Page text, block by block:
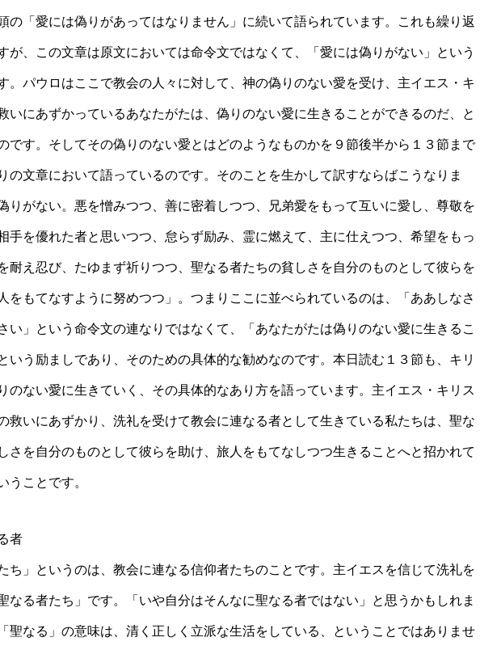
の「愛には偽りがあってはなりません」に続いて語られています。これも繰り返
が、この文章は原文においては命令文ではなくて、「愛には偽りがない」という
。パウロはここで教会の人々に対して、神の偽りのない愛を受け、主イエス・キ
いにあずかっているあなたがたは、偽りのない愛に生きることができるのだ、と
です。そしてその偽りのない愛とはどのようなものかを９節後半から１３節まで
の文章において語っているのです。そのことを生かして訳すならばこうなりま
りがない。悪を憎みつつ、善に密着しつつ、兄弟愛をもって互いに愛し、尊敬を
手を優れた者と思いつつ、怠らず励み、霊に燃えて、主に仕えつつ、希望をもっ
耐え忍び、たゆまず祈りつつ、聖なる者たちの貧しさを自分のものとして彼らを
をもてなすように努めつつ」。つまりここに並べられているのは、「ああしなさ
い」という命令文の連なりではなくて、「あなたがたは偽りのない愛に生きるこ
いう励ましであり、そのための具体的な勧めなのです。本日読む１３節も、キリ
のない愛に生きていく、その具体的なあり方を語っています。主イエス・キリス
救いにあずかり、洗礼を受けて教会に連なる者として生きている私たちは、聖な
さを自分のものとして彼らを助け、旅人をもてなしつつ生きることへと招かれて
うことです。
者
ち」というのは、教会に連なる信仰者たちのことです。主イエスを信じて洗礼を
なる者たち」です。「いや自分はそんなに聖なる者ではない」と思うかもしれま
聖なる」の意味は、清く正しく立派な生活をしている、ということではありませ